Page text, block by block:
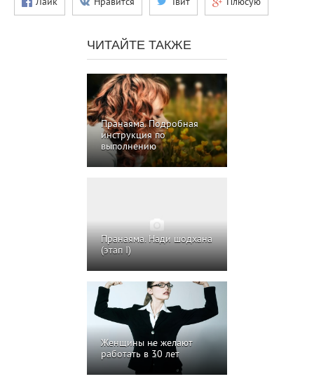
ЧИТАЙТЕ ТАКЖЕ
Пранаяма. Подробная
инструкция по
выполнению
Пранаяма. Нади шодхана
(этап I)
Женщины не желают
работать в 30 лет